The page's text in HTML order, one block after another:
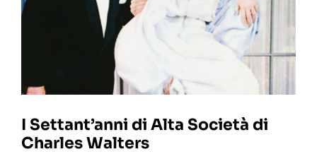
I Settant’anni di Alta Società di
Charles Walters